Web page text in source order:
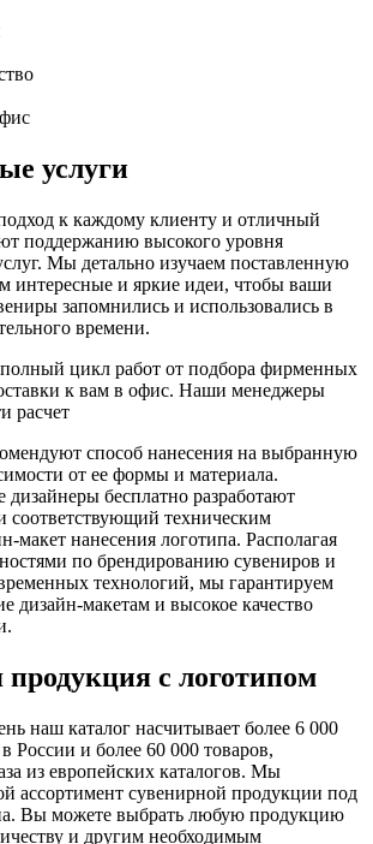
услуги
к каждому клиенту и отличный
поддержанию высокого уровня
Мы детально изучаем поставленную
интересные и яркие идеи, чтобы ваши
запомнились и использовались в
времени.
цикл работ от подбора фирменных
к вам в офис. Наши менеджеры
расчет
способ нанесения на выбранную
от ее формы и материала.
бесплатно разработают
соответствующий техническим
макет нанесения логотипа. Располагая
по брендированию сувениров и
технологий, мы гарантируем
дизайн-макетам и высокое качество
с логотипом
наш каталог насчитывает более 6 000
России и более 60 000 товаров,
из европейских каталогов. Мы
ассортимент сувенирной продукции под
Вы можете выбрать любую продукцию
и другим необходимым